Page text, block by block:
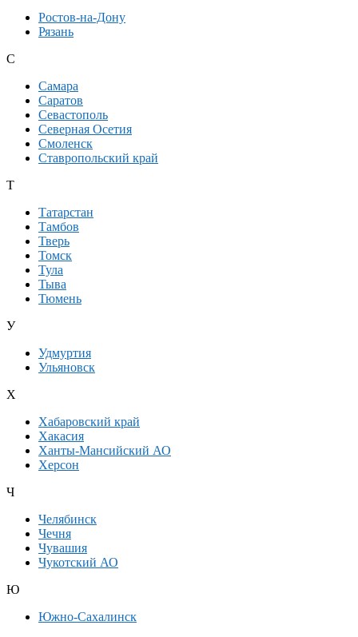
Ростов-на-Дону
Рязань
С
Самара
Саратов
Севастополь
Северная Осетия
Смоленск
Ставропольский край
Т
Татарстан
Тамбов
Тверь
Томск
Тула
Тыва
Тюмень
У
Удмуртия
Ульяновск
Х
Хабаровский край
Хакасия
Ханты-Мансийский АО
Херсон
Ч
Челябинск
Чечня
Чувашия
Чукотский АО
Ю
Южно-Сахалинск